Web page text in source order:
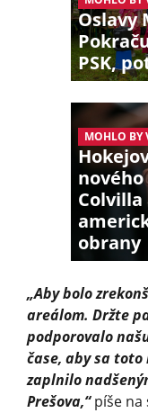
Oslavy
PSK,
MOHLO BY
Colvilla
obrany
„Aby bolo
areálom. Držte
podporovalo
čase, aby sa
zaplnilo
Prešova,“píše na